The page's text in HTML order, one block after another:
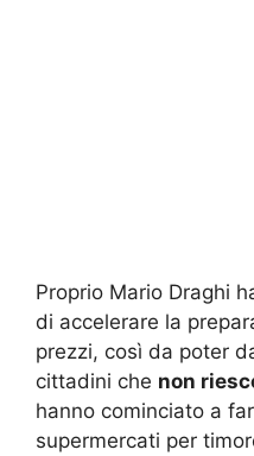
Proprio Mario Draghi
di accelerare la
prezzi, così da poter
cittadini che non
hanno cominciato a
supermercati per